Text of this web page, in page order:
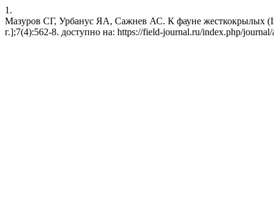
1.
Мазуров СГ, Урбанус ЯА, Сажнев АС. К фауне жесткокрылых
г.];7(4):562-8. доступно на: https://field-journal.ru/index.php/